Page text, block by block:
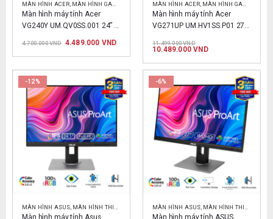
MÀN HÌNH ACER MÀN HÌNH GAMMING MÀN HÌNH IPS
Màn hình máy tính Acer
VG240Y UM.QV0SS.001 24”
4.700.000VND Giá
là:
4.489.000 VNDGiá
tại
4.489.000 VND.
MÀN HÌNH ACER MÀN HÌNH GAMMING
Màn hình máy tính Acer
VG271UP UM.HV1SS.P01 27”
11.499.000VND
gốc
11.499.000 VND.
10.489.000VNDGiá
tại
là:
10.489.000 VND.
-12%
MÀN HÌNH ASUS MÀN HÌNH THIẾT KẾ
Màn hình máy tính Asus
-6%
MÀN HÌNH ASUS MÀN HÌNH THIẾT KẾ
Màn hình máy tính ASUS